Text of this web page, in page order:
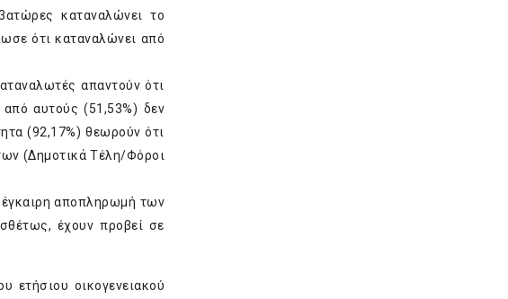
καταναλώνει το
ότι καταναλώνει από
απαντούν ότι
αυτούς (51,53%) δεν
(92,17%) θεωρούν ότι
(Δημοτικά Τέλη/Φόροι
έγκαιρη αποπληρωμή των
έχουν προβεί σε
ετήσιου οικογενειακού